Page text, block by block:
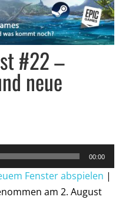
#22 –
neue
00:00
Fenster abspielen |
am 2. August